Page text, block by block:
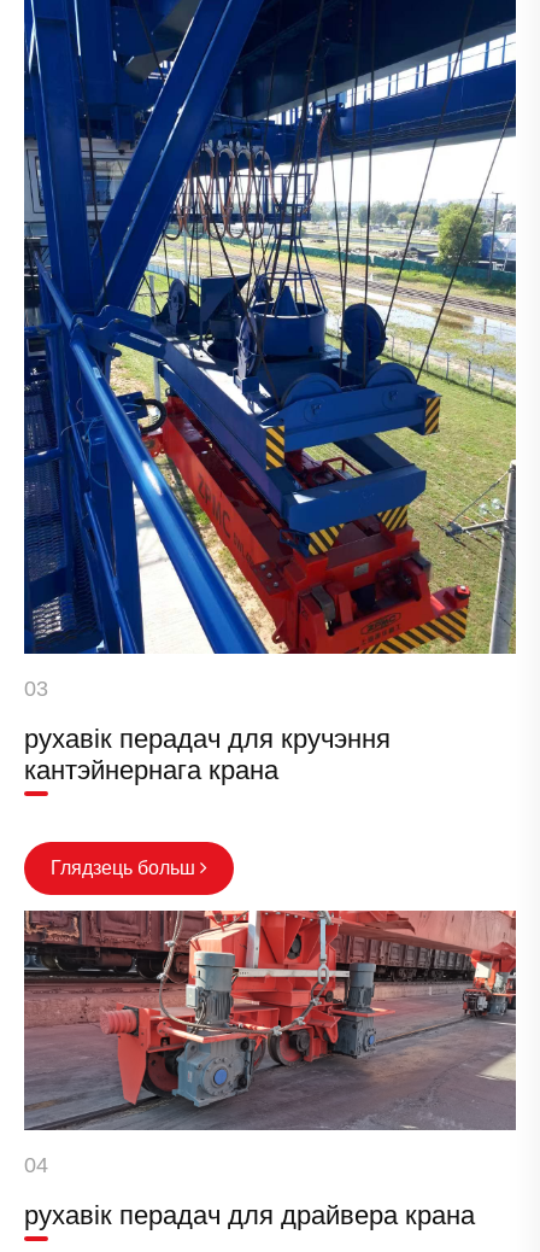
03
рухавік перадач для кручэння
кантэйнернага крана
Глядзець больш
04
рухавік перадач для драйвера крана